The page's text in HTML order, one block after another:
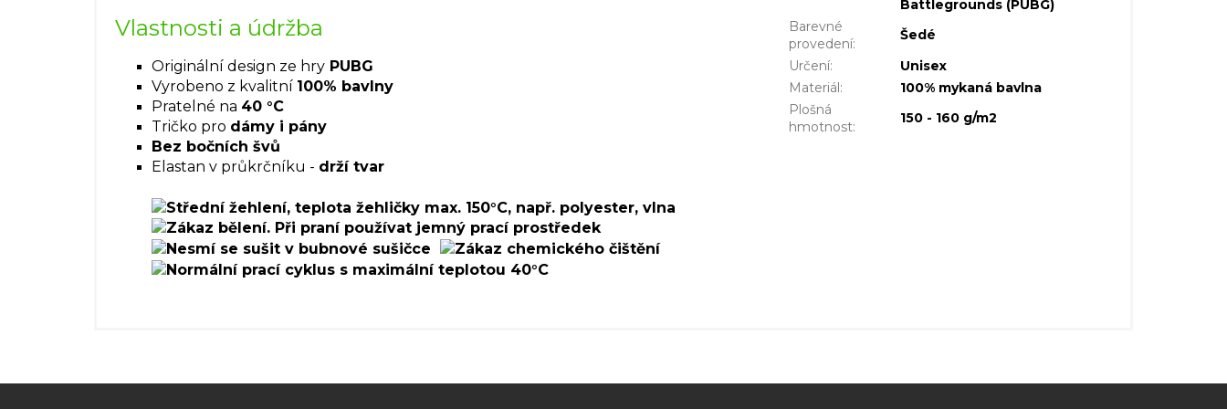
Vlastnosti a údržba
Originální design ze hry PUBG
Vyrobeno z kvalitní 100% bavlny
Pratelné na 40 °C
Tričko pro dámy i pány
Bez bočních švů
Elastan v průkrčníku - drží tvar
Battlegrounds (PUBG)
Barevné
provedení:
Šedé
Určení:
Unisex
Materiál:
100% mykaná bavlna
Plošná
hmotnost:
150 - 160 g/m2